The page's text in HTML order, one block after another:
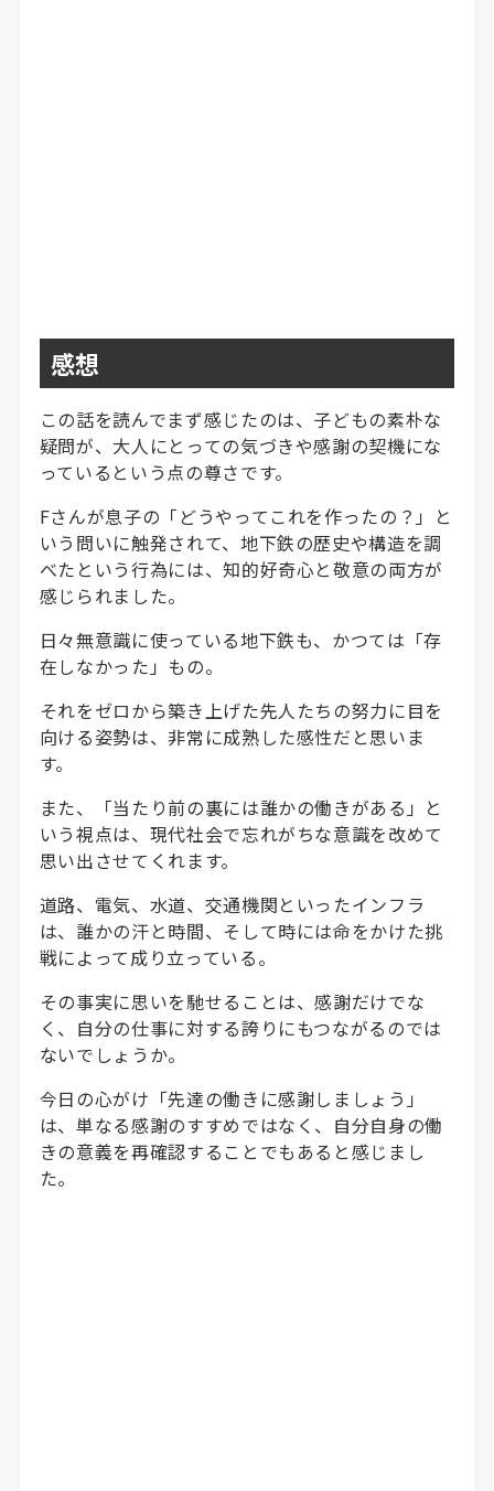
感想
この話を読んでまず感じたのは、子どもの素朴な
疑問が、大人にとっての気づきや感謝の契機にな
っているという点の尊さです。
Fさんが息子の「どうやってこれを作ったの？」と
いう問いに触発されて、地下鉄の歴史や構造を調
べたという行為には、知的好奇心と敬意の両方が
感じられました。
日々無意識に使っている地下鉄も、かつては「存
在しなかった」もの。
それをゼロから築き上げた先人たちの努力に目を
向ける姿勢は、非常に成熟した感性だと思いま
す。
また、「当たり前の裏には誰かの働きがある」と
いう視点は、現代社会で忘れがちな意識を改めて
思い出させてくれます。
道路、電気、水道、交通機関といったインフラ
は、誰かの汗と時間、そして時には命をかけた挑
戦によって成り立っている。
その事実に思いを馳せることは、感謝だけでな
く、自分の仕事に対する誇りにもつながるのでは
ないでしょうか。
今日の心がけ「先達の働きに感謝しましょう」
は、単なる感謝のすすめではなく、自分自身の働
きの意義を再確認することでもあると感じまし
た。